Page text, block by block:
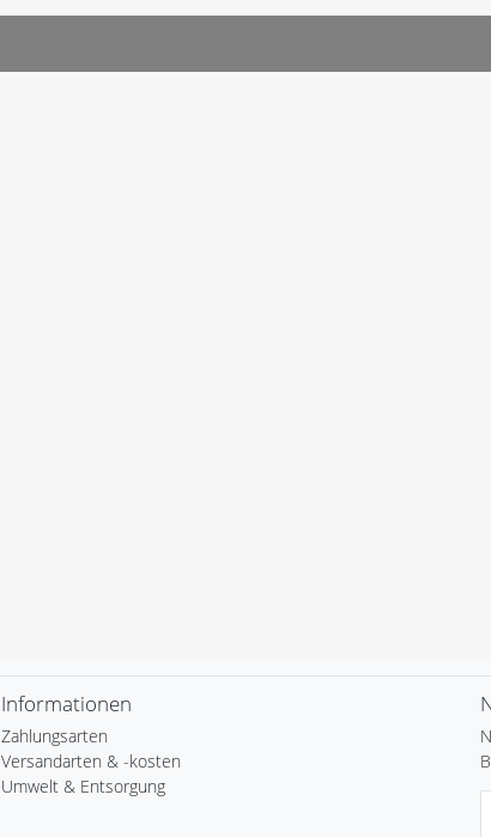
Informationen
Zahlungsarten
Versandarten & -kosten
Umwelt & Entsorgung